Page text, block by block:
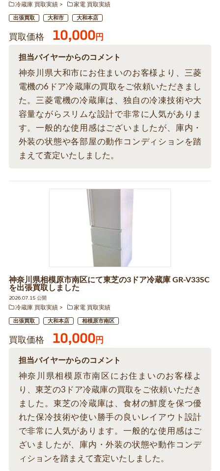
冷蔵庫 買取実績
家電 買取実績
出張買取 大和市 大和本店
買取価格 10,000円
担当バイヤーからのコメント
神奈川県大和市にお住まいのお客様より、三菱
電機の6ドア冷蔵庫の買取をご依頼いただきまし
た。三菱電機の冷蔵庫は、独自の冷凍技術や大
容量ながらスリムな設計で非常に人気がありま
す。一般的な使用感はございましたが、庫内・
外装の状態や各部屋の動作コンディションを踏
まえて査定いたしました。
神奈川県相模原市南区にて東芝の3ドア冷蔵庫 GR-V33SC
を出張買取しました
2026.07.15 公開
冷蔵庫 買取実績
家電 買取実績
出張買取 大和本店 相模原市南区
買取価格 10,000円
担当バイヤーからのコメント
神奈川県相模原市南区にお住まいのお客様よ
り、東芝の3ドア冷蔵庫の買取をご依頼いただき
ました。東芝の冷蔵庫は、食材の鮮度を保つ優
れた保冷技術や使い勝手の良いレイアウト設計
で非常に人気があります。一般的な使用感はご
ざいましたが、庫内・外装の状態や動作コンデ
ィションを踏まえて査定いたしました。